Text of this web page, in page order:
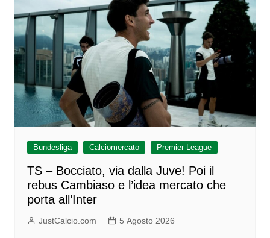
Bundesliga Calciomercato Premier League
TS – Bocciato, via dalla Juve! Poi il
rebus Cambiaso e l’idea mercato che
porta all’Inter
JustCalcio.com 5 Agosto 2026